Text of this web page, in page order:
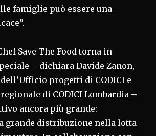
famiglie può essere una
Save The Food torna in
– dichiara Davide Zanon,
progetti di CODICI e
di CODICI Lombardia –
ancora più grande:
grande distribuzione nella lotta